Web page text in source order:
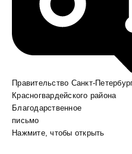
Правительство Санкт-
Красногвардейского района
Благодарственное
письмо
Нажмите, чтобы открыть